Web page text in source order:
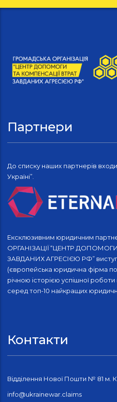
Партнери
До списку наших партнерів
Україні”.
Ексклюзивним юридичним
ОРГАНІЗАЦІЇ “ЦЕНТР
ЗАВДАНИХ АГРЕСІЄЮ РФ”
(європейська юридична фірма
річною історією успішної роботи
серед топ-10 найкращих
Контакти
Відділення Нової Пошти № 81 м.
info@ukrainewar.claims